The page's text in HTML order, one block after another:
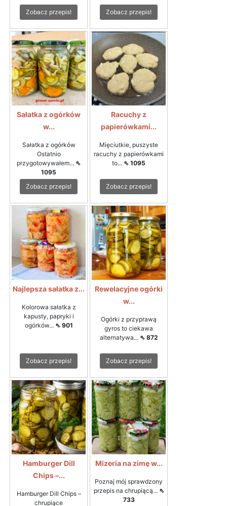
Zobacz przepis! Zobacz przepis!
Sałatka z ogórków
w...
Sałatka z ogórków
Ostatnio
przygotowywałem... ⇖
1095
Zobacz przepis!
Racuchy z
papierówkami...
Mięciutkie, puszyste
racuchy z papierówkami
to... ⇖ 1095
Zobacz przepis!
Najlepsza sałatka z...
Kolorowa sałatka z
kapusty, papryki i
ogórków... ⇖ 901
Zobacz przepis!
Rewelacyjne ogórki
w...
Ogórki z przyprawą
gyros to ciekawa
alternatywa... ⇖ 872
Zobacz przepis!
Hamburger Dill
Chips –...
Hamburger Dill Chips –
chrupiące
Mizeria na zimę w...
Poznaj mój sprawdzony
przepis na chrupiącą... ⇖
733